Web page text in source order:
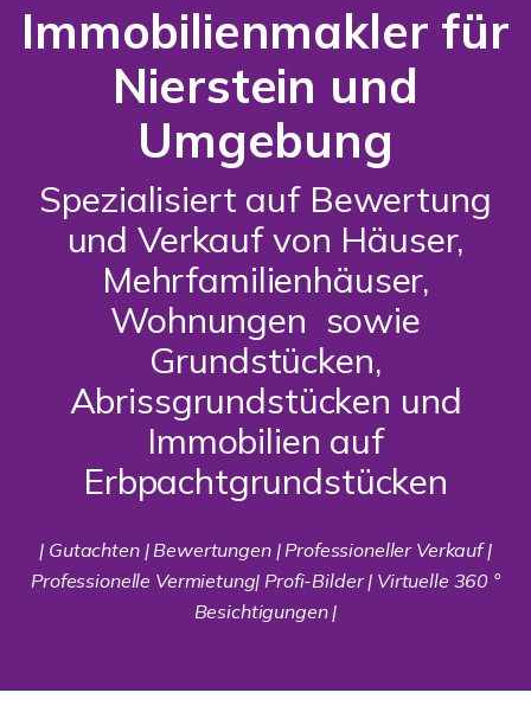
Immobilienmakler für
Nierstein und
Umgebung
Spezialisiert auf Bewertung
und Verkauf von Häuser,
Mehrfamilienhäuser,
Wohnungen sowie
Grundstücken,
Abrissgrundstücken und
Immobilien auf
Erbpachtgrundstücken
| Gutachten | Bewertungen | Professioneller Verkauf |
Professionelle Vermietung| Profi-Bilder | Virtuelle 360 °
Besichtigungen |